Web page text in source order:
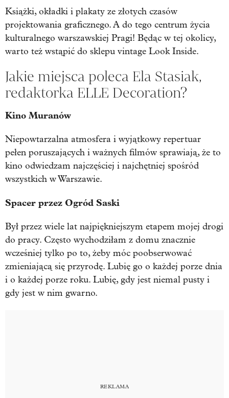
Książki, okładki i plakaty ze złotych czasów
projektowania graficznego. A do tego centrum życia
kulturalnego warszawskiej Pragi! Będąc w tej okolicy,
warto też wstąpić do sklepu vintage Look Inside.
Jakie miejsca poleca Ela Stasiak,
redaktorka ELLE Decoration?
Kino Muranów
Niepowtarzalna atmosfera i wyjątkowy repertuar
pełen poruszających i ważnych filmów sprawiają, że to
kino odwiedzam najczęściej i najchętniej spośród
wszystkich w Warszawie.
Spacer przez Ogród Saski
Był przez wiele lat najpiękniejszym etapem mojej drogi
do pracy. Często wychodziłam z domu znacznie
wcześniej tylko po to, żeby móc poobserwować
zmieniającą się przyrodę. Lubię go o każdej porze dnia
i o każdej porze roku. Lubię, gdy jest niemal pusty i
gdy jest w nim gwarno.